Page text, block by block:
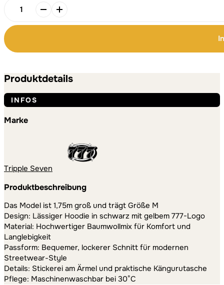
FLUFFY
YELLOW
Menge
Produktdetails
INFOS
Marke
Tripple Seven
Produktbeschreibung
Das Model ist 1,75m groß und trägt Größe M
Design: Lässiger Hoodie in schwarz mit gelbem 777-Logo
Material: Hochwertiger Baumwollmix für Komfort und
Langlebigkeit
Passform: Bequemer, lockerer Schnitt für modernen
Streetwear-Style
Details: Stickerei am Ärmel und praktische Kängurutasche
Pflege: Maschinenwaschbar bei 30°C